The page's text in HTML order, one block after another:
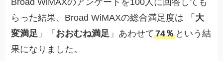
らった結果、Broad WiMAXの総合満足度は 「 大
変満足 」「 おおむね満足 」あわせて74％ という結
果になりました。